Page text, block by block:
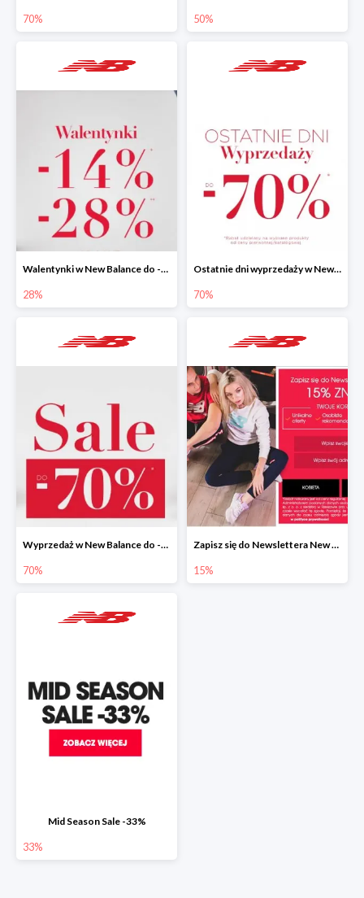
70% 50%
Walentynki w New Balance do -28%
28%
Ostatnie dni wyprzedaży w New Balance -70%
70%
Wyprzedaż w New Balance do -70%
70%
Zapisz się do Newslettera New Balance i zyskaj 15% zniżki
15%
Mid Season Sale -33%
33%